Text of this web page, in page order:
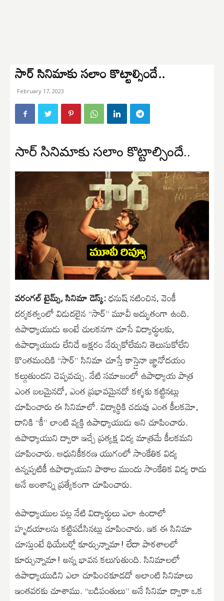
సార్ సినిమాకు సలాం కొట్టాల్సిందే..
February 17, 2023
సార్ సినిమాకు సలాం కొట్టాల్సిందే..
వరంగల్ టైమ్స్, సినిమా డెస్క్:ధనుష్ నటించిన, వెంకీ
దర్శకత్వంలో విడుదలైన “సార్” మూవీ అద్భుతంగా ఉంది.
ఉపాధ్యాయుడు అంటే చులకనగా చూసే విద్యార్థులకు,
ఉపాధ్యాయుడు లేనిదే అక్షరం నేర్చుకోలేమని తెలుసుకోలేని
కొంతమందికి “సార్” సినిమా చూస్తే కాస్తైనా జ్ఞానోదయం
కల్గుతుందని చెప్పవచ్చు. నేటి సమాజంలో ఉపాధ్యాయ పాత్ర
ఎంత బలమైనదో, ఎంత ప్రభావమైనదో కళ్ళకు కట్టినట్లు
చూపించారు ఈ సినిమాలో. విద్యార్థికి చదువు ఎంత కీలకమో,
దానికి “కీ” లాంటి వ్యక్తి ఉపాధ్యాయుడు అని చూపించారు.
ఉపాధ్యాయుని ద్వారా ఇచ్చే ప్రత్యక్ష విద్య మాత్రమే కీలకమని
చూపించారు. ఆధునికీకరణ యుగంలో సాంకేతిక విద్య
ఉన్నప్పటికీ ఉపాధ్యాయుని పాఠాల ముందు సాంకేతిక విద్య రాదు
అనే అంశాన్ని ప్రత్యేకంగా చూపించారు.
ఉపాధ్యాయుల పట్ల నేటి విద్యార్థులు ఎలా ఉండాలో
హృదయాలను కట్టిపడేసినట్లు చూపించారు. ఇక ఈ సినిమా
చూస్తుంటే థియేటర్లో కూర్చున్నామా! లేదా పాఠశాలలో
కూర్చున్నామా! అన్న భావన కలుగుతుంది. సినిమాలలో
ఉపాధ్యాయుడిని ఎలా చూపించకూడదో అలాంటి సినిమాలు
ఇంతవరకు చూశాము. “బడిపంతులు” అనే సినిమా ద్వారా ఒక